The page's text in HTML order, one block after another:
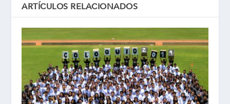
ARTÍCULOS RELACIONADOS